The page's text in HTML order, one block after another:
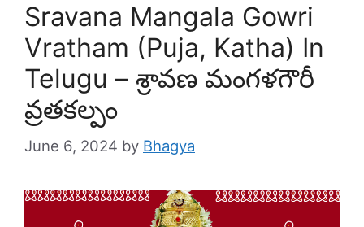
Sravana Mangala Gowri
Vratham (Puja, Katha) In
Telugu – శ్రావణ మంగళగౌరీ
వ్రతకల్పం
June 6, 2024 by Bhagya